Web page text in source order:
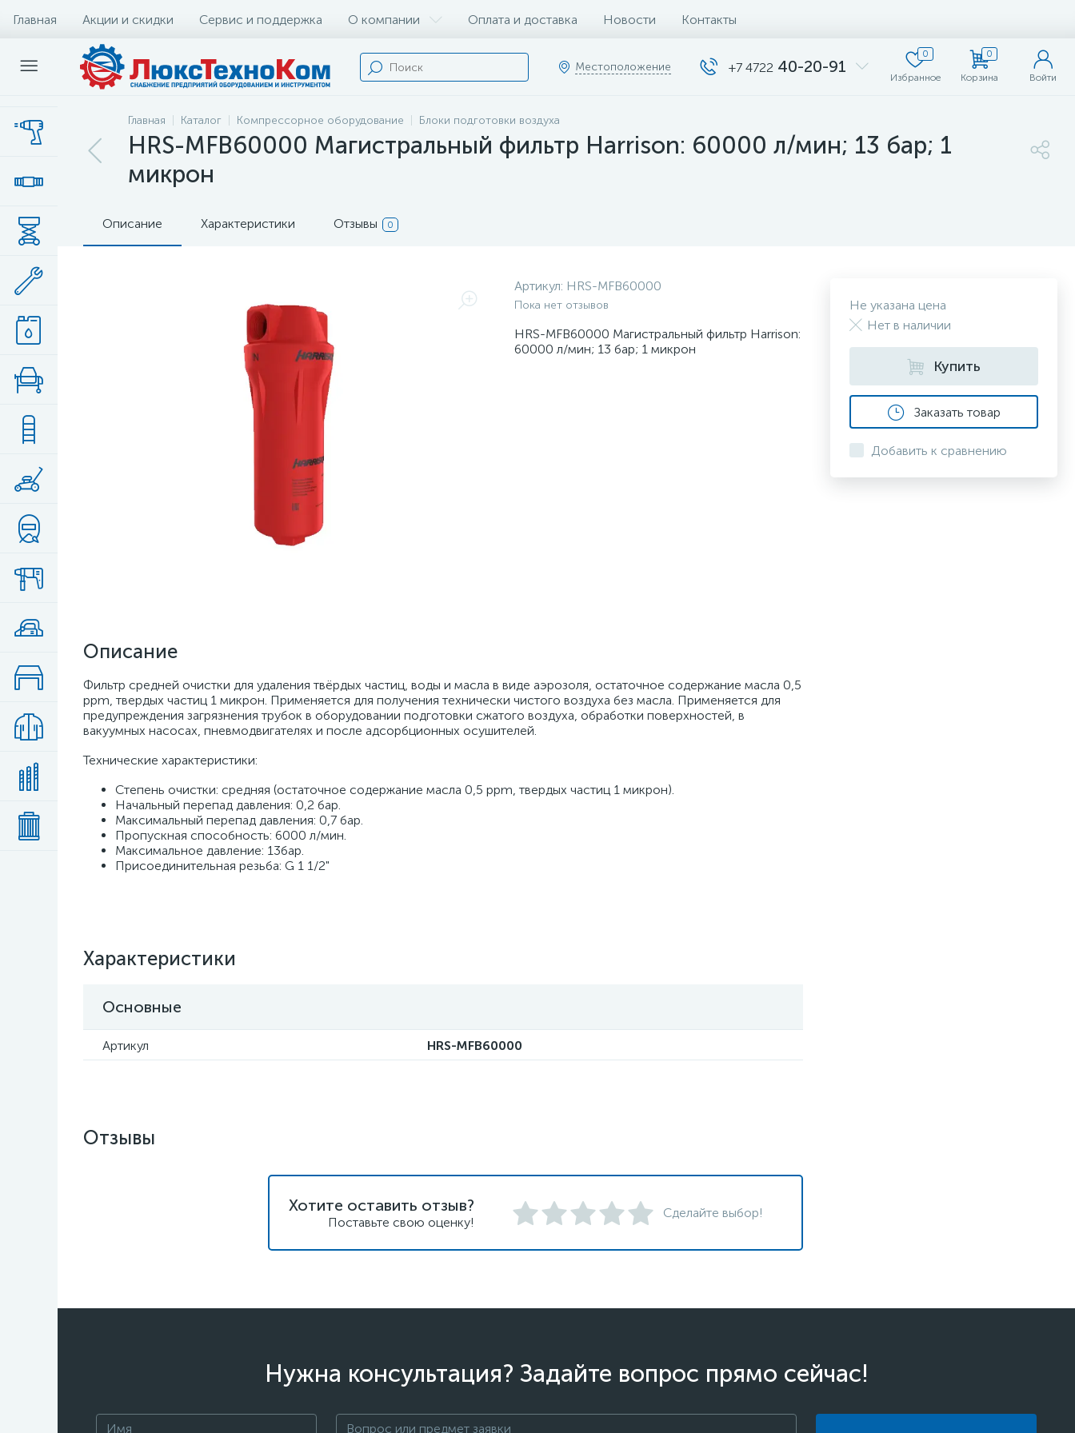
Главная Акции и скидки Сервис и поддержка О компании Оплата и доставка Новости Контакты
Местоположение +7 4722 40-20-91
0
Избранное
0
Корзина Войти
Главная Каталог Компрессорное оборудование Блоки подготовки воздуха
HRS-MFB60000 Магистральный фильтр Harrison: 60000 л/мин; 13 бар; 1
микрон
Описание Характеристики Отзывы 0
Артикул: HRS-MFB60000
Пока нет отзывов
HRS-MFB60000 Магистральный фильтр Harrison:
60000 л/мин; 13 бар; 1 микрон
Описание
Фильтр средней очистки для удаления твёрдых частиц, воды и масла в виде аэрозоля, остаточное содержание масла 0,5
ppm, твердых частиц 1 микрон. Применяется для получения технически чистого воздуха без масла. Применяется для
предупреждения загрязнения трубок в оборудовании подготовки сжатого воздуха, обработки поверхностей, в
вакуумных насосах, пневмодвигателях и после адсорбционных осушителей.
Технические характеристики:
Степень очистки: средняя (остаточное содержание масла 0,5 ppm, твердых частиц 1 микрон).
Начальный перепад давления: 0,2 бар.
Максимальный перепад давления: 0,7 бар.
Пропускная способность: 6000 л/мин.
Максимальное давление: 13бар.
Присоединительная резьба: G 1 1/2"
Характеристики
Основные
Артикул HRS-MFB60000
Не указана цена
Нет в наличии
Купить
Заказать товар
Добавить к сравнению
Отзывы
Хотите оставить отзыв?
Поставьте свою оценку!
Сделайте выбор!
Нужна консультация? Задайте вопрос прямо сейчас!